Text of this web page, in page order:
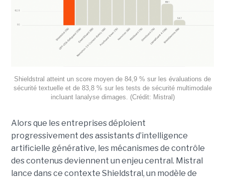
Shieldstral atteint un score moyen de 84,9 % sur les évaluations de
sécurité textuelle et de 83,8 % sur les tests de sécurité multimodale
incluant lanalyse dimages. (Crédit: Mistral)
Alors que les entreprises déploient
progressivement des assistants d’intelligence
artificielle générative, les mécanismes de contrôle
des contenus deviennent un enjeu central. Mistral
lance dans ce contexte Shieldstral, un modèle de